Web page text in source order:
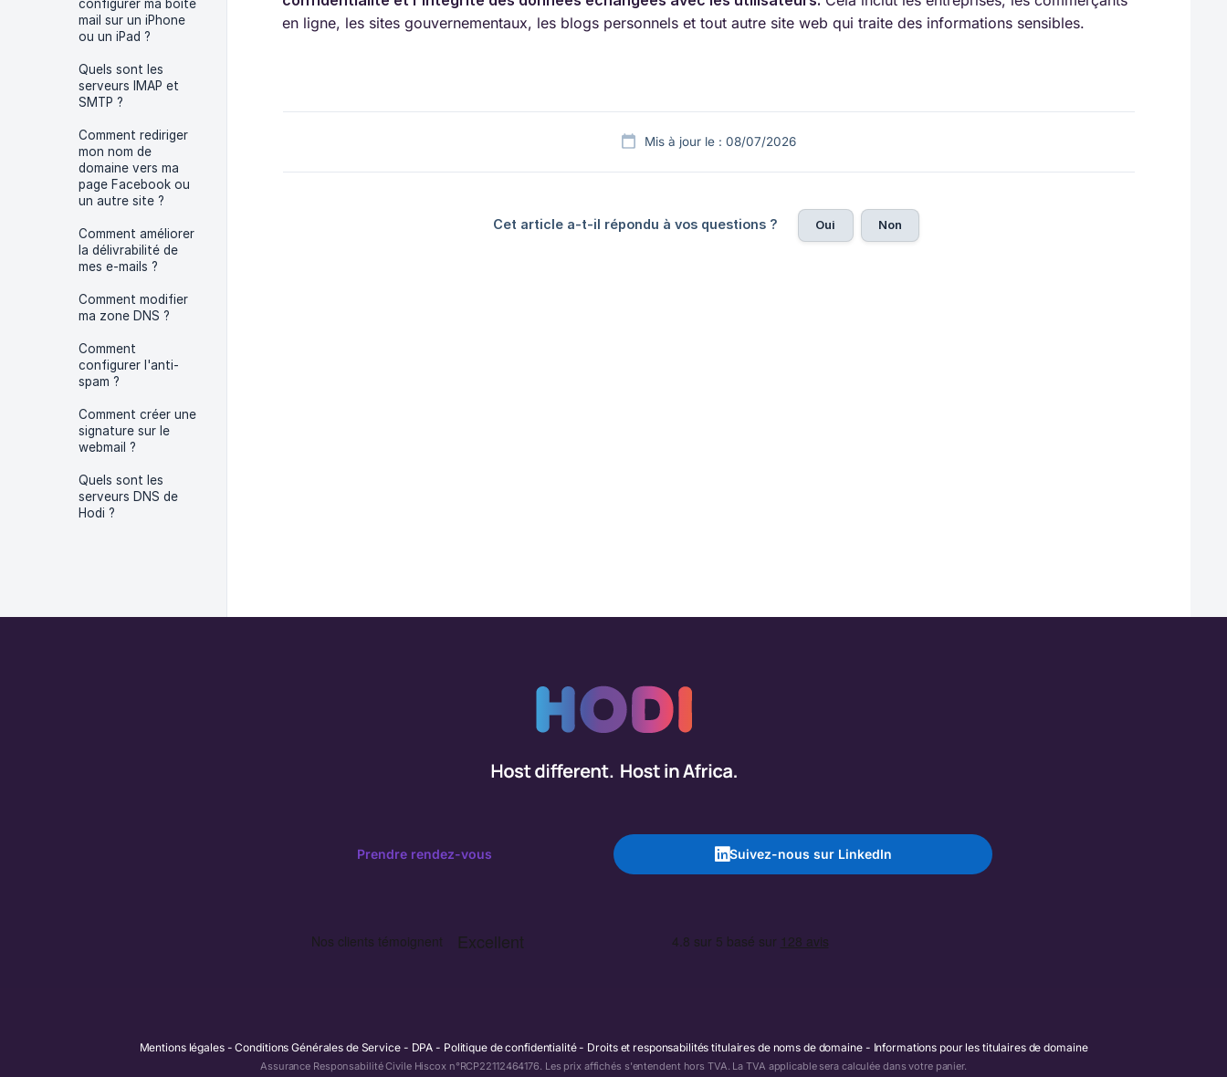
configurer ma boîte
mail sur un iPhone
ou un iPad ?
Quels sont les
serveurs IMAP et
SMTP ?
Comment rediriger
mon nom de
domaine vers ma
page Facebook ou
un autre site ?
Comment améliorer
la délivrabilité de
mes e-mails ?
Comment modifier
ma zone DNS ?
Comment
configurer l'anti-
spam ?
Comment créer une
signature sur le
webmail ?
Quels sont les
serveurs DNS de
Hodi ?
en ligne, les sites gouvernementaux, les blogs personnels et tout autre site web qui traite des informations sensibles.
Mis à jour le : 08/07/2026
Cet article a-t-il répondu à vos questions ? Oui Non
Prendre rendez-vous Suivez-nous sur LinkedIn
Mentions légales Conditions Générales de Service DPA Politique de confidentialité Droits et responsabilités titulaires de noms de domaine Informations pour les titulaires de domaine
Assurance Responsabilité Civile Hiscox n°RCP22112464176. Les prix affichés s'entendent hors TVA. La TVA applicable sera calculée dans votre panier.